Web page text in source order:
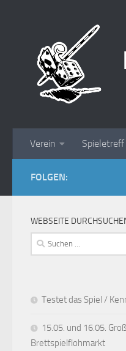
Verein Spieletreff
FOLGEN:
WEBSEITE
Suchen
nach:
Testet das Spiel /
15.05. und 16.05.
Brettspielflohmarkt